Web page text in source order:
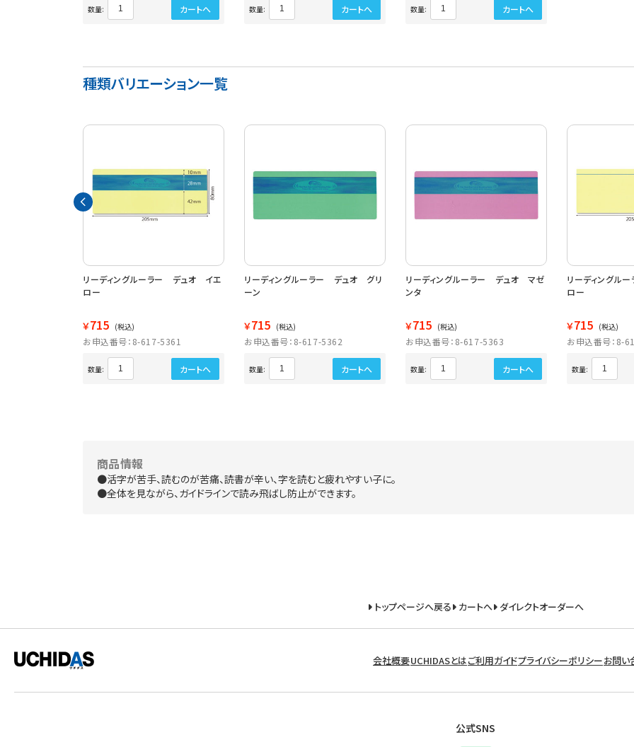
数量: カートへ 数量: カートへ 数量: カートへ
種類バリエーション一覧
リーディングルーラー デュオ イエ
ロー
￥715 (税込)
お申込番号：8-617-5361
数量: カートへ
リーディングルーラー デュオ グリ
ーン
￥715 (税込)
お申込番号：8-617-5362
数量: カートへ
リーディングルーラー デュオ マゼ
ンタ
￥715 (税込)
お申込番号：8-617-5363
数量: カートへ
リーディングル
ロー
￥715 (税込)
お申込番号：8-
数量:
商品情報
●活字が苦手、読むのが苦痛、読書が辛い、字を読むと疲れやすい子に。
●全体を見ながら、ガイドラインで読み飛ばし防止ができます。
トップページへ戻る カートへ ダイレクトオーダーへ
会社概要UCHIDASとはご利用ガイドプライバシーポリシーお問い
公式SNS